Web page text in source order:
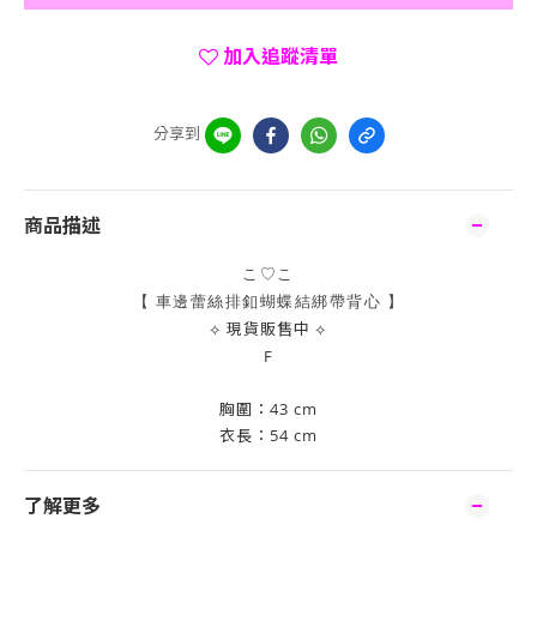
加入追蹤清單
分享到
商品描述
こ♡こ
【 車邊蕾絲排釦蝴蝶結綁帶背心 】
⟡ 現貨販售中 ⟡
F
胸圍：43 cm
衣長：54 cm
了解更多